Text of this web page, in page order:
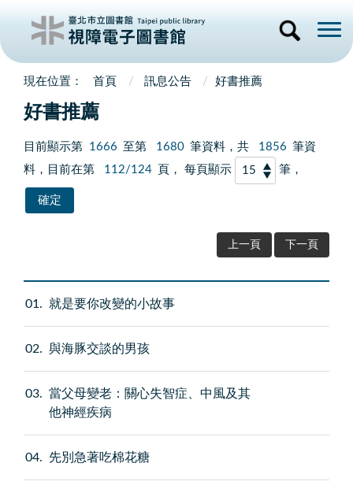
首頁 訊息公告 好書推薦
好書推薦
目前顯示第 1666 至第 1680 筆資料，共 1856 筆資
料，目前在第
112/124 頁， 每頁顯示 筆，
上一頁 下一頁
01 就是要你改變的小故事
02 與海豚交談的男孩
03
當父母變老：關心失智症、中風及其
他神經疾病
04 先別急著吃棉花糖